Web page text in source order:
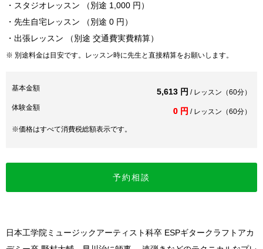
・スタジオレッスン （別途 1,000 円）
・先生自宅レッスン （別途 0 円）
・出張レッスン （別途 交通費実費精算）
※ 別途料金は目安です。レッスン時に先生と直接精算をお願いします。
基本金額 5,613 円 / レッスン（60分）
体験金額
0 円 / レッスン（60分）
※価格はすべて消費税総額表示です。
予約相談
日本工学院ミュージックアーティスト科卒 ESPギタークラフトアカ